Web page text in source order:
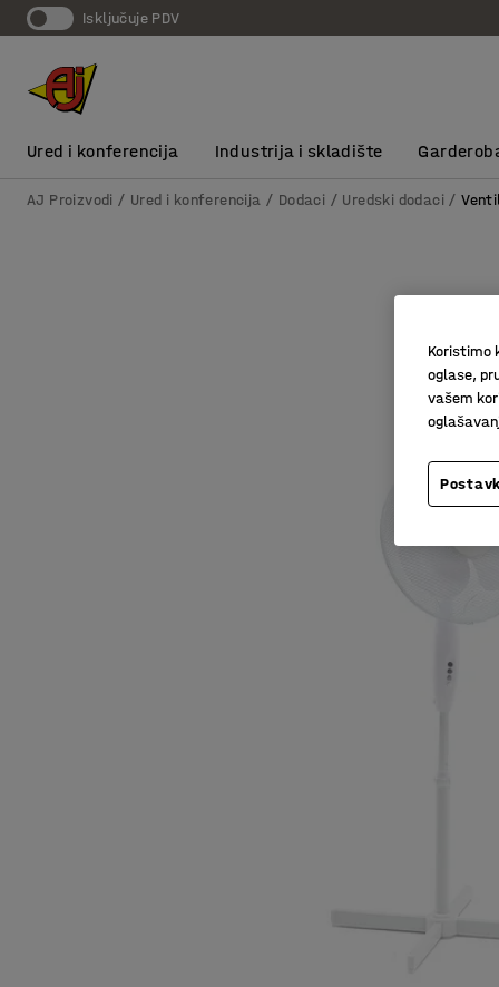
Isključuje PDV
Ured i konferencija Industrija i skladište
AJ Proizvodi Ured i konferencija Dodaci Uredski dodaci
Koristimo
oglase,
vašem